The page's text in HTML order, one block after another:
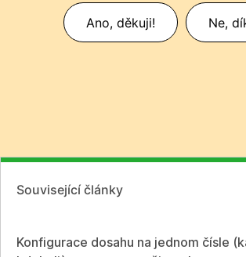
Ano, děkuji! Ne,
Související články
Konfigurace dosahu na jednom čísle